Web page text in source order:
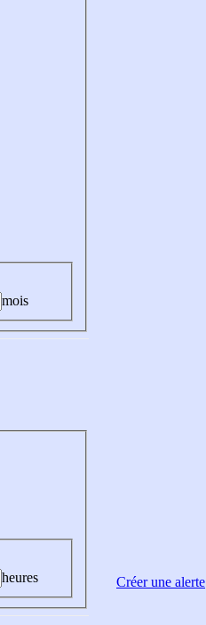
mois
heures
Créer une alerte